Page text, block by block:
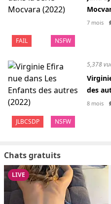
FAIL NSFW
7 mois
JLBCSDP NSFW
5,378
des
8 mois
Chats gratuits